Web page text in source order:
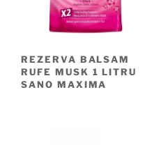
REZERVA BALSAM
RUFE MUSK 1 LITRU
SANO MAXIMA